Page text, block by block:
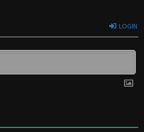
LOGIN